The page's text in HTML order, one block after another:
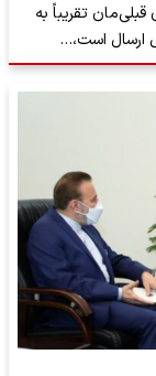
تقریباً به
ارسال است،…